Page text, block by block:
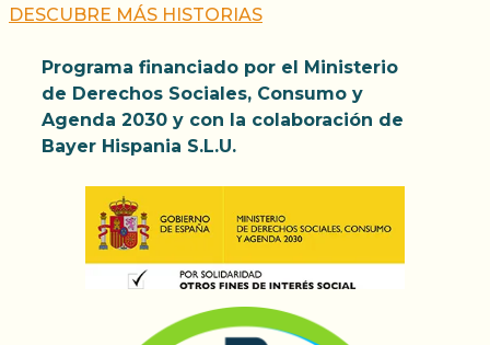
DESCUBRE MÁS HISTORIAS
Programa financiado por el Ministerio
de Derechos Sociales, Consumo y
Agenda 2030 y con la colaboración de
Bayer Hispania S.L.U.